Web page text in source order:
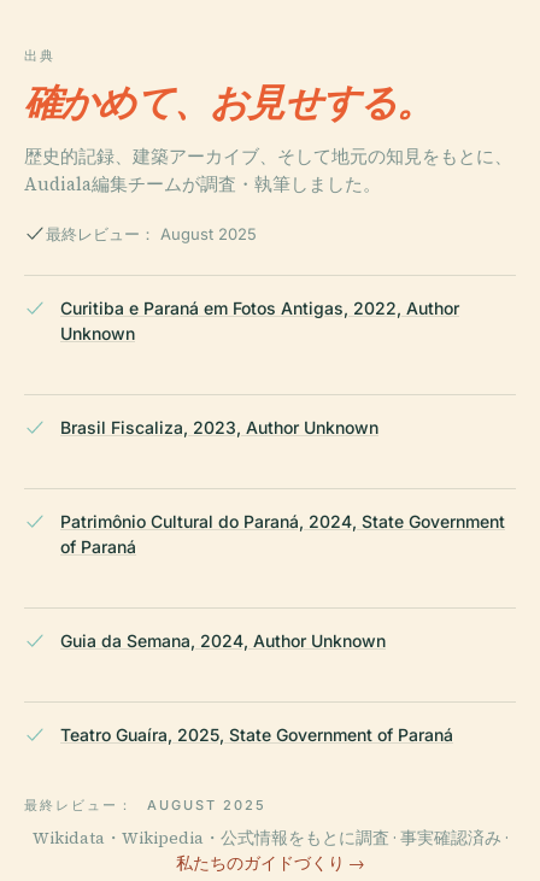
出典
確かめて、お見せする。
歴史的記録、建築アーカイブ、そして地元の知見をもとに、
Audiala編集チームが調査・執筆しました。
最終レビュー： August 2025
Curitiba e Paraná em Fotos Antigas, 2022, Author
Unknown
Brasil Fiscaliza, 2023, Author Unknown
Patrimônio Cultural do Paraná, 2024, State Government
of Paraná
Guia da Semana, 2024, Author Unknown
Teatro Guaíra, 2025, State Government of Paraná
最終レビュー： AUGUST 2025
Wikidata・Wikipedia・公式情報をもとに調査 · 事実確認済み ·
私たちのガイドづくり →